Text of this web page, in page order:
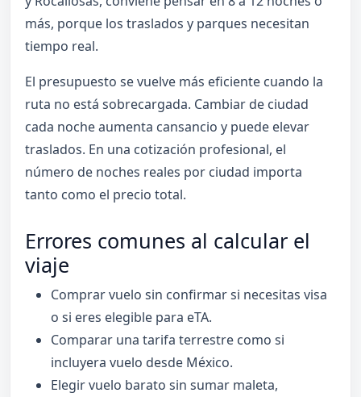
más, porque los traslados y parques necesitan
tiempo real.
El presupuesto se vuelve más eficiente cuando la
ruta no está sobrecargada. Cambiar de ciudad
cada noche aumenta cansancio y puede elevar
traslados. En una cotización profesional, el
número de noches reales por ciudad importa
tanto como el precio total.
Errores comunes al calcular el
viaje
Comprar vuelo sin confirmar si necesitas visa
o si eres elegible para eTA.
Comparar una tarifa terrestre como si
incluyera vuelo desde México.
Elegir vuelo barato sin sumar maleta,